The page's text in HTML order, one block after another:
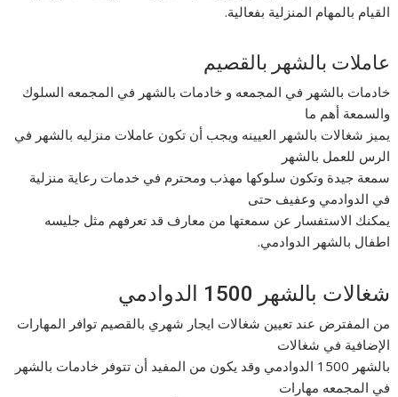
القيام بالمهام المنزلية بفعالية.
عاملات بالشهر بالقصيم
خادمات بالشهر في المجمعه و خادمات بالشهر في المجمعه السلوك
والسمعة أهم ما
يميز شغالات بالشهر العيينه ويجب أن تكون عاملات منزليه بالشهر في
الرس للعمل بالشهر
سمعة جيدة وتكون سلوكها مهذب ومحترم في خدمات رعاية منزلية
في الدوادمي وعفيف حتى
يمكنك الاستفسار عن سمعتها من معارف قد تعرفهم مثل جليسه
اطفال بالشهر الدوادمي.
شغالات بالشهر 1500 الدوادمي
من المفترض عند تعيين شغالات ايجار شهري بالقصيم توافر المهارات
الإضافية في شغالات
بالشهر 1500 الدوادمي وقد يكون من المفيد أن تتوفر خادمات بالشهر
في المجمعه مهارات